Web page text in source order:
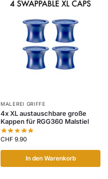
MALEREI GRIFFE
4x XL austauschbare große
Kappen für RGG360 Malstiel
CHF 9.90
In den Warenkorb